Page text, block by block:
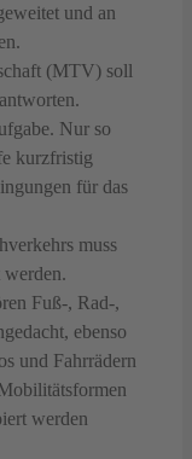
und an
(MTV) soll
Nur so
kurzfristig
für das
muss
Fuß-, Rad-,
ebenso
und Fahrrädern
werden